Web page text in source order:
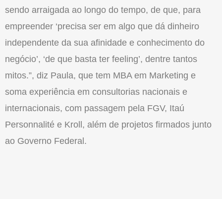
sendo arraigada ao longo do tempo, de que, para
empreender ‘precisa ser em algo que dá dinheiro
independente da sua afinidade e conhecimento do
negócio’, ‘de que basta ter feeling’, dentre tantos
mitos.”, diz Paula, que tem MBA em Marketing e
soma experiência em consultorias nacionais e
internacionais, com passagem pela FGV, Itaú
Personnalité e Kroll, além de projetos firmados junto
ao Governo Federal.